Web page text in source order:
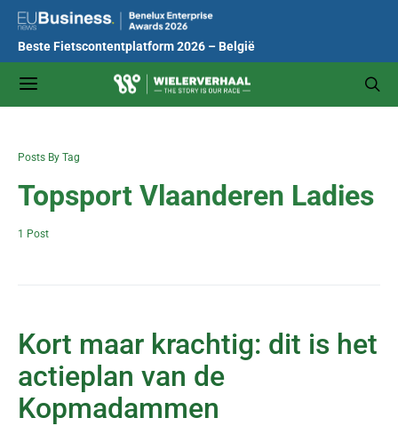
Beste Fietscontentplatform 2026 – België
Posts By Tag
Topsport Vlaanderen Ladies
1 Post
Kort maar krachtig: dit is het
actieplan van de
Kopmadammen